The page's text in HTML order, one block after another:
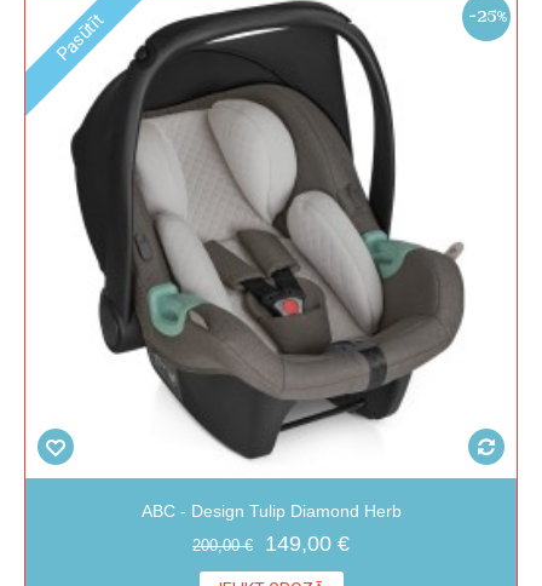
-25%
Pasūtīt
ABC - Design Tulip Diamond Herb
200,00 € 149,00 €